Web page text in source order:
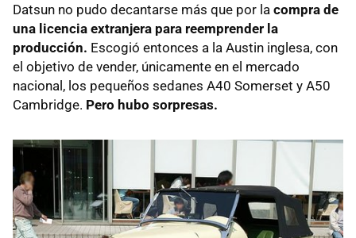
Datsun no pudo decantarse más que por la compra de
una licencia extranjera para reemprender la
producción. Escogió entonces a la Austin inglesa, con
el objetivo de vender, únicamente en el mercado
nacional, los pequeños sedanes A40 Somerset y A50
Cambridge. Pero hubo sorpresas.